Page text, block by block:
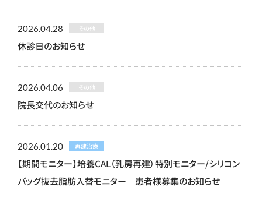
2026.04.28 その他
休診日のお知らせ
2026.04.06 その他
院長交代のお知らせ
2026.01.20 再建治療
【期間モニター】培養CAL（乳房再建）特別モニター/シリコン
バッグ抜去脂肪入替モニター 患者様募集のお知らせ